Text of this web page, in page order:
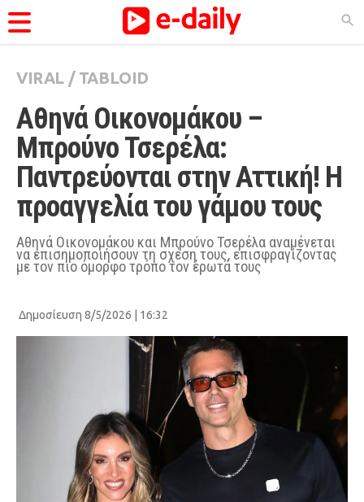
ΚΑΤΗΓΟΡΊΕΣ
Ειδήσεις
Θέματα
Videos
Podcasts
Viral
Life
Pop Culture
Πάσχα Eurovision
VIRAL / TABLOID
Αθηνά Οικονομάκου –
Μπρούνο Τσερέλα:
Παντρεύονται στην Αττική! Η
προαγγελία του γάμου τους
Αθηνά Οικονομάκου και Μπρούνο Τσερέλα αναμένεται
να επισημοποιήσουν τη σχέση τους, επισφραγίζοντας
με τον πιο όμορφο τρόπο τον έρωτά τους
Δημοσίευση 8/5/2026 | 16:32